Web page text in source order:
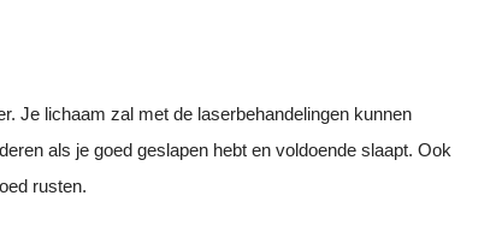
Je lichaam zal met de laserbehandelingen kunnen
als je goed geslapen hebt en voldoende slaapt. Ook
rusten.